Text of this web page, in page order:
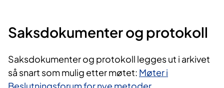
Saksdokumenter og protokoll
Saksdokumenter og protokoll legges ut i arkivet
så snart som mulig etter møtet: Møter i